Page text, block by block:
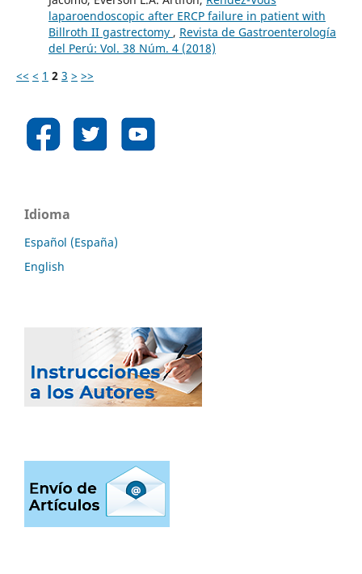
laparoendoscopic after ERCP failure in patient with
Billroth II gastrectomy , Revista de Gastroenterología
del Perú: Vol. 38 Núm. 4 (2018)
<< < 1 2 3 > >>
Idioma
Español (España)
English